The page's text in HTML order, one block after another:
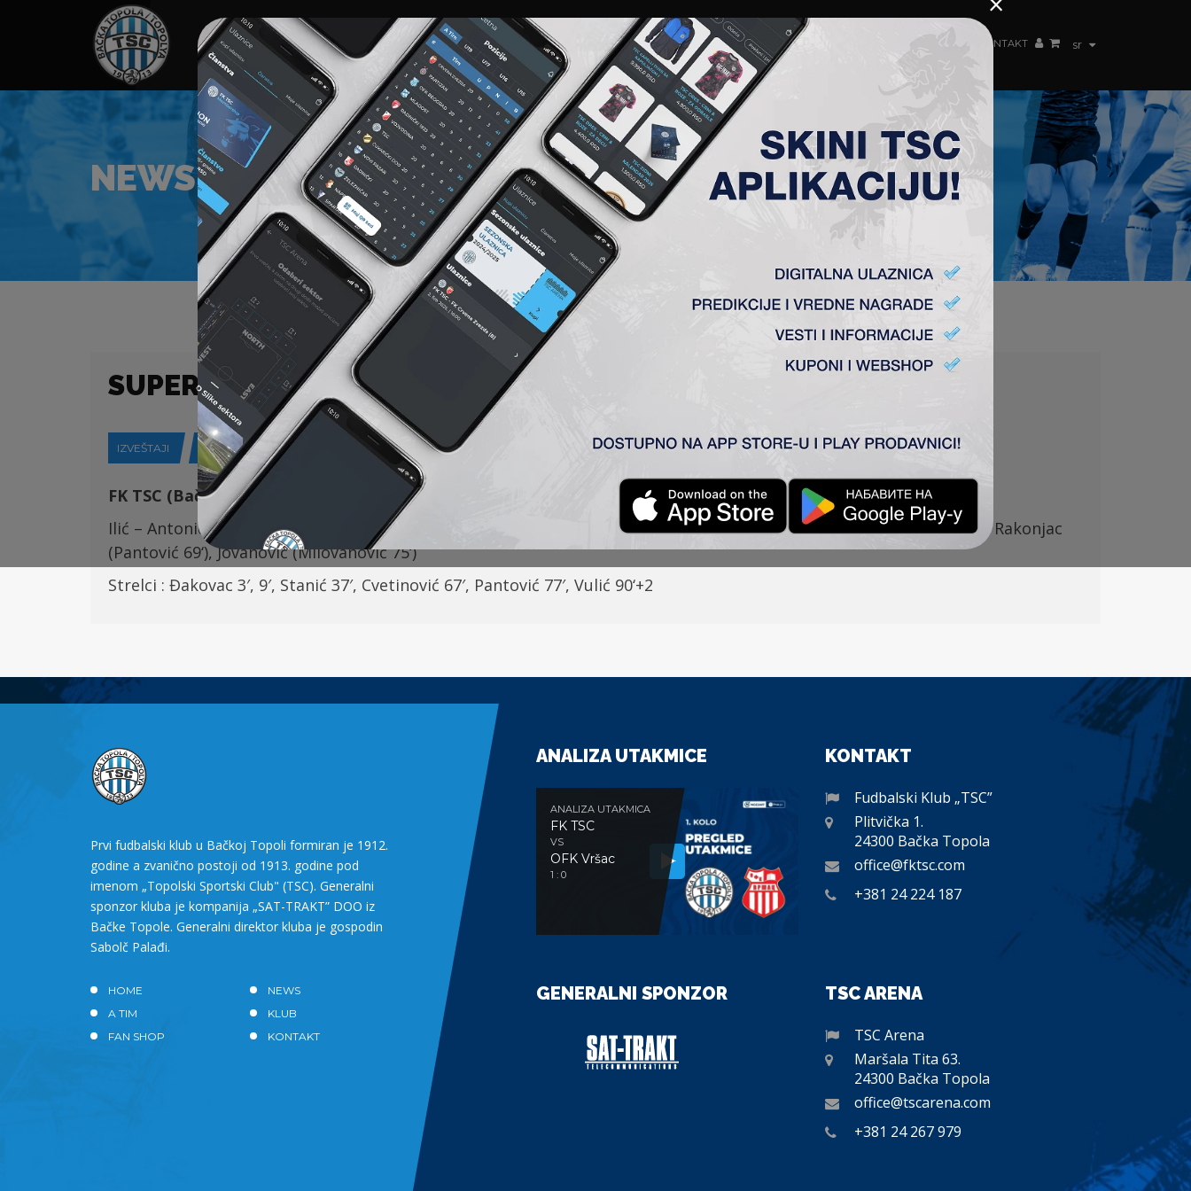
sr
HOME SPONZORI NEWS GALERIJE A TIM ČLANSTVO AKREDITACIJE KLUB AKADEMIJA ŽENSKI TIM KONTAKT
NEWS
SUPER LIGA (23/24) 7. KOLO, TSC – ŽELEZNIČAR (P) 6:3
IZVEŠTAJI 17-09-2023
FK TSC (Bačka Topola) – FK Železničar (Pančevo)
Ilić – Antonić (K) , Stojić,Cvetinović (Đorđević 6 – Petrović, Radin, Stanić (Vulić75‘),Đakovac (Kuveljić 75′), Vlalukin–Rakonjac
(Pantović 69‘), Jovanović (Milovanović75‘)
Strelci : Đakovac 3′, 9′, Stanić 37′, Cvetinović 67′, Pantović 77′, Vulić 90‘+2
Prvi fudbalski klub u Bačkoj Topoli formiran je 1912.
godine a zvanično postoji od 1913. godine pod
imenom „Topolski Sportski Club" (TSC). Generalni
sponzor kluba je kompanija „SAT-TRAKT” DOO iz
Bačke Topole. Generalni direktor kluba je gospodin
Sabolč Palađi.
HOME
NEWS
A TIM
KLUB
FAN SHOP
KONTAKT
ANALIZA UTAKMICE
ANALIZA UTAKMICA
FK TSC
VS
OFK Vršac
1 : 0
KONTAKT
Fudbalski Klub „TSC”
Plitvička 1.
24300 Bačka Topola
office@fktsc.com
+381 24 224 187
GENERALNI SPONZOR TSC ARENA
TSC Arena
Maršala Tita 63.
24300 Bačka Topola
office@tscarena.com
+381 24 267 979